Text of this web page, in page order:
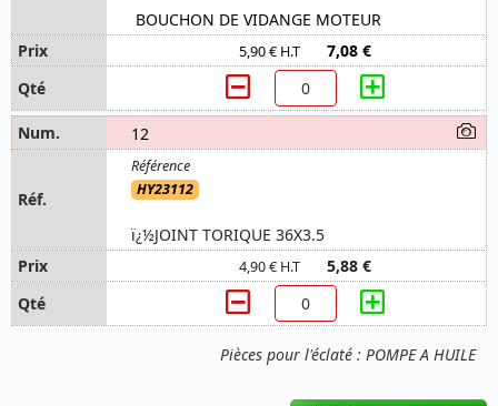
Pièces pour l'éclaté : POMPE A HUILE
BOUCHON DE VIDANGE MOTEUR
5,90 € H.T 7,08 €
12
HY23112
ï¿½JOINT TORIQUE 36X3.5
4,90 € H.T 5,88 €